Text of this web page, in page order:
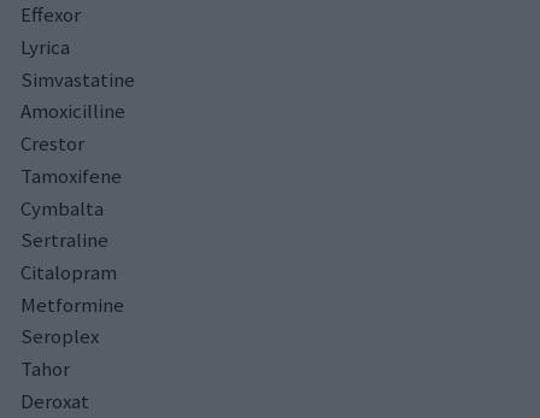
Effexor
Lyrica
Simvastatine
Amoxicilline
Crestor
Tamoxifene
Cymbalta
Sertraline
Citalopram
Metformine
Seroplex
Tahor
Deroxat